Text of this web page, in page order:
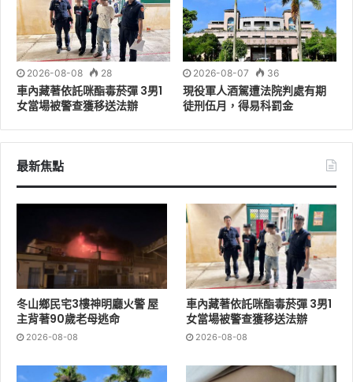
領取日期：今年10月份每週三
領取時間：上午07:30-11:30
領取方式: 自備購物袋完成消費後，即可到服務台出示所
券」2張(總價值100元)。
綠九市場
領取時間：上午07:30-11:30
領取方式: 自備購物袋完成消費後，即可到服務台出示所
購買食材或物品，由工作人員驗證後，即贈送「減碳好市
券」2張(總價值100元)。
2026-08-08 28
車內藏著依託咪酯毒菸彈 3男1
女當場被警查獲移送法辦
2026-08-07 36
現役軍人酒駕遭法院判處有期
徒刑伍月，得易科罰金
最新焦點
冬山鄉民宅3樓神明廳火警 屋
主背著90歲老母逃命
2026-08-08
車內藏著依託咪酯毒菸彈 3男1
女當場被警查獲移送法辦
2026-08-08